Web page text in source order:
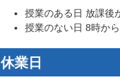
授業のある日 放課後
授業のない日 8時か
休業日